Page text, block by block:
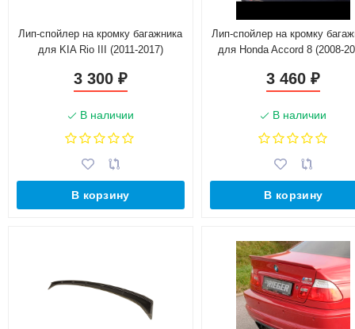
Лип-спойлер на кромку багажника
для KIA Rio III (2011-2017)
3 300 ₽
В наличии
В корзину
Лип-спойлер на кромку
для Honda Accord 8 (2008-
3 460₽
В наличии
В корзину